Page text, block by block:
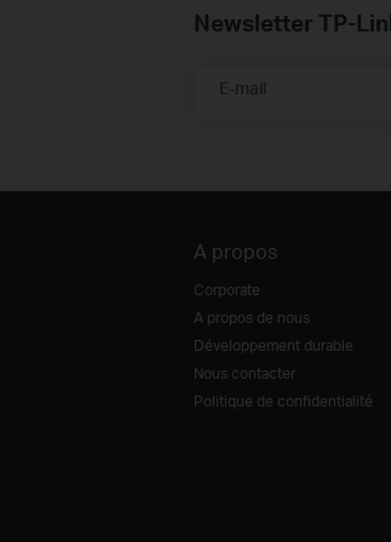
Newsletter TP-
E-mail
A propos
Corporate
A propos de nous
Développement durable
Nous contacter
Politique de confidentialité